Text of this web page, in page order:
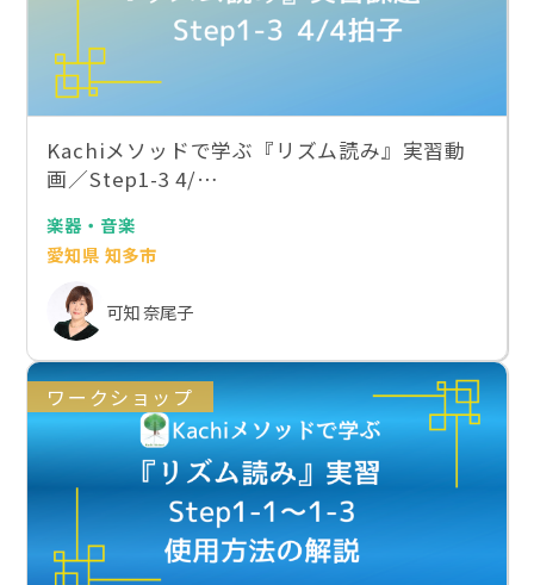
Kachiメソッドで学ぶ『リズム読み』実習動
画／Step1-3 4/…
楽器・音楽
愛知県 知多市
可知 奈尾子
ワークショップ